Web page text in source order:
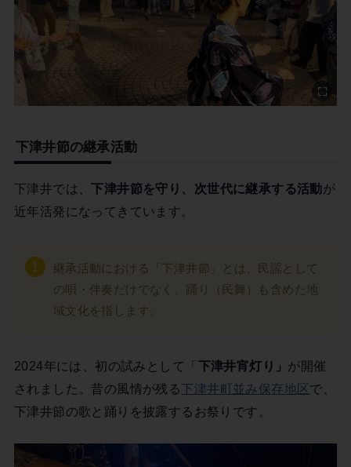
下津井節の継承活動
下津井では、下津井節を守り、次世代に継承する活動が
近年活発になってきています。
継承活動における「下津井節」とは、民謡として
の唄・伴奏だけでなく、踊り（民舞）も含めた地
域文化を指します。
2024年には、初の試みとして「下津井宵灯り」 が開催
されました。昔の風情が残る下津井町並み保存地区 で、
下津井節の歌と踊りを披露するお祭りです。